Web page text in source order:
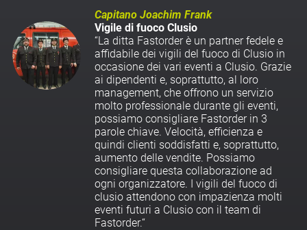
Capitano Joachim Frank
Vigile di fuoco Clusio
“La ditta Fastorder è un partner fedele e
affidabile dei vigili del fuoco di Clusio in
occasione dei vari eventi a Clusio. Grazie
ai dipendenti e, soprattutto, al loro
management, che offrono un servizio
molto professionale durante gli eventi,
possiamo consigliare Fastorder in 3
parole chiave. Velocità, efficienza e
quindi clienti soddisfatti e, soprattutto,
aumento delle vendite. Possiamo
consigliare questa collaborazione ad
ogni organizzatore. I vigili del fuoco di
clusio attendono con impazienza molti
eventi futuri a Clusio con il team di
Fastorder.“